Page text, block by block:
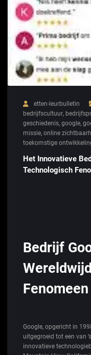
etten-leurbulletin
bedrijfscultuur,
geschiedenis, google,
missie, online
toekomstige
Het Innovatieve
Technologisch
Bedrijf
Fenomeen
Google, opgericht in
uitgegroeid tot een van
innovatieve